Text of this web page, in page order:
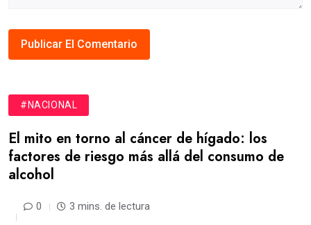
#NACIONAL
El mito en torno al cáncer de hígado: los
factores de riesgo más allá del consumo de
alcohol
0 3 mins. de lectura